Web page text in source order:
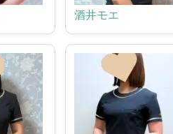
酒井モエ